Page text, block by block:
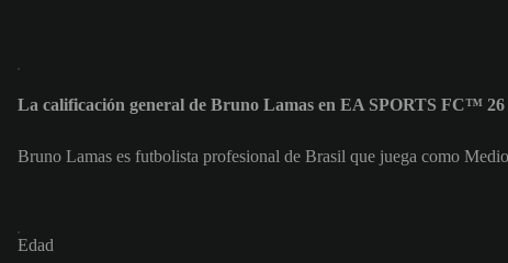
La calificación general de Bruno Lamas en EA SPORTS FC™ 26
Bruno Lamas es futbolista profesional de Brasil que juega como
Edad